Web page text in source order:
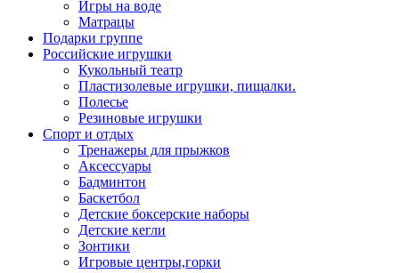
Игры на воде
Матрацы
Подарки группе
Российские игрушки
Кукольный театр
Пластизолевые игрушки, пищалки.
Полесье
Резиновые игрушки
Спорт и отдых
Тренажеры для прыжков
Аксессуары
Бадминтон
Баскетбол
Детские боксерские наборы
Детские кегли
Зонтики
Игровые центры,горки